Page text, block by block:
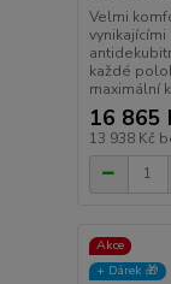
Velmi
každé
maximální
16 865
13 938 Kč
Akce
+ Dárek️ 🎁